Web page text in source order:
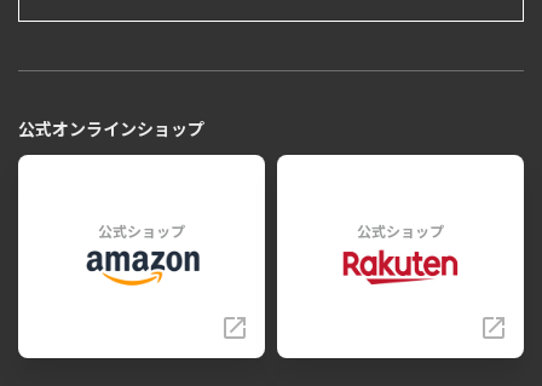
公式オンラインショップ
公式ショップ 公式ショップ